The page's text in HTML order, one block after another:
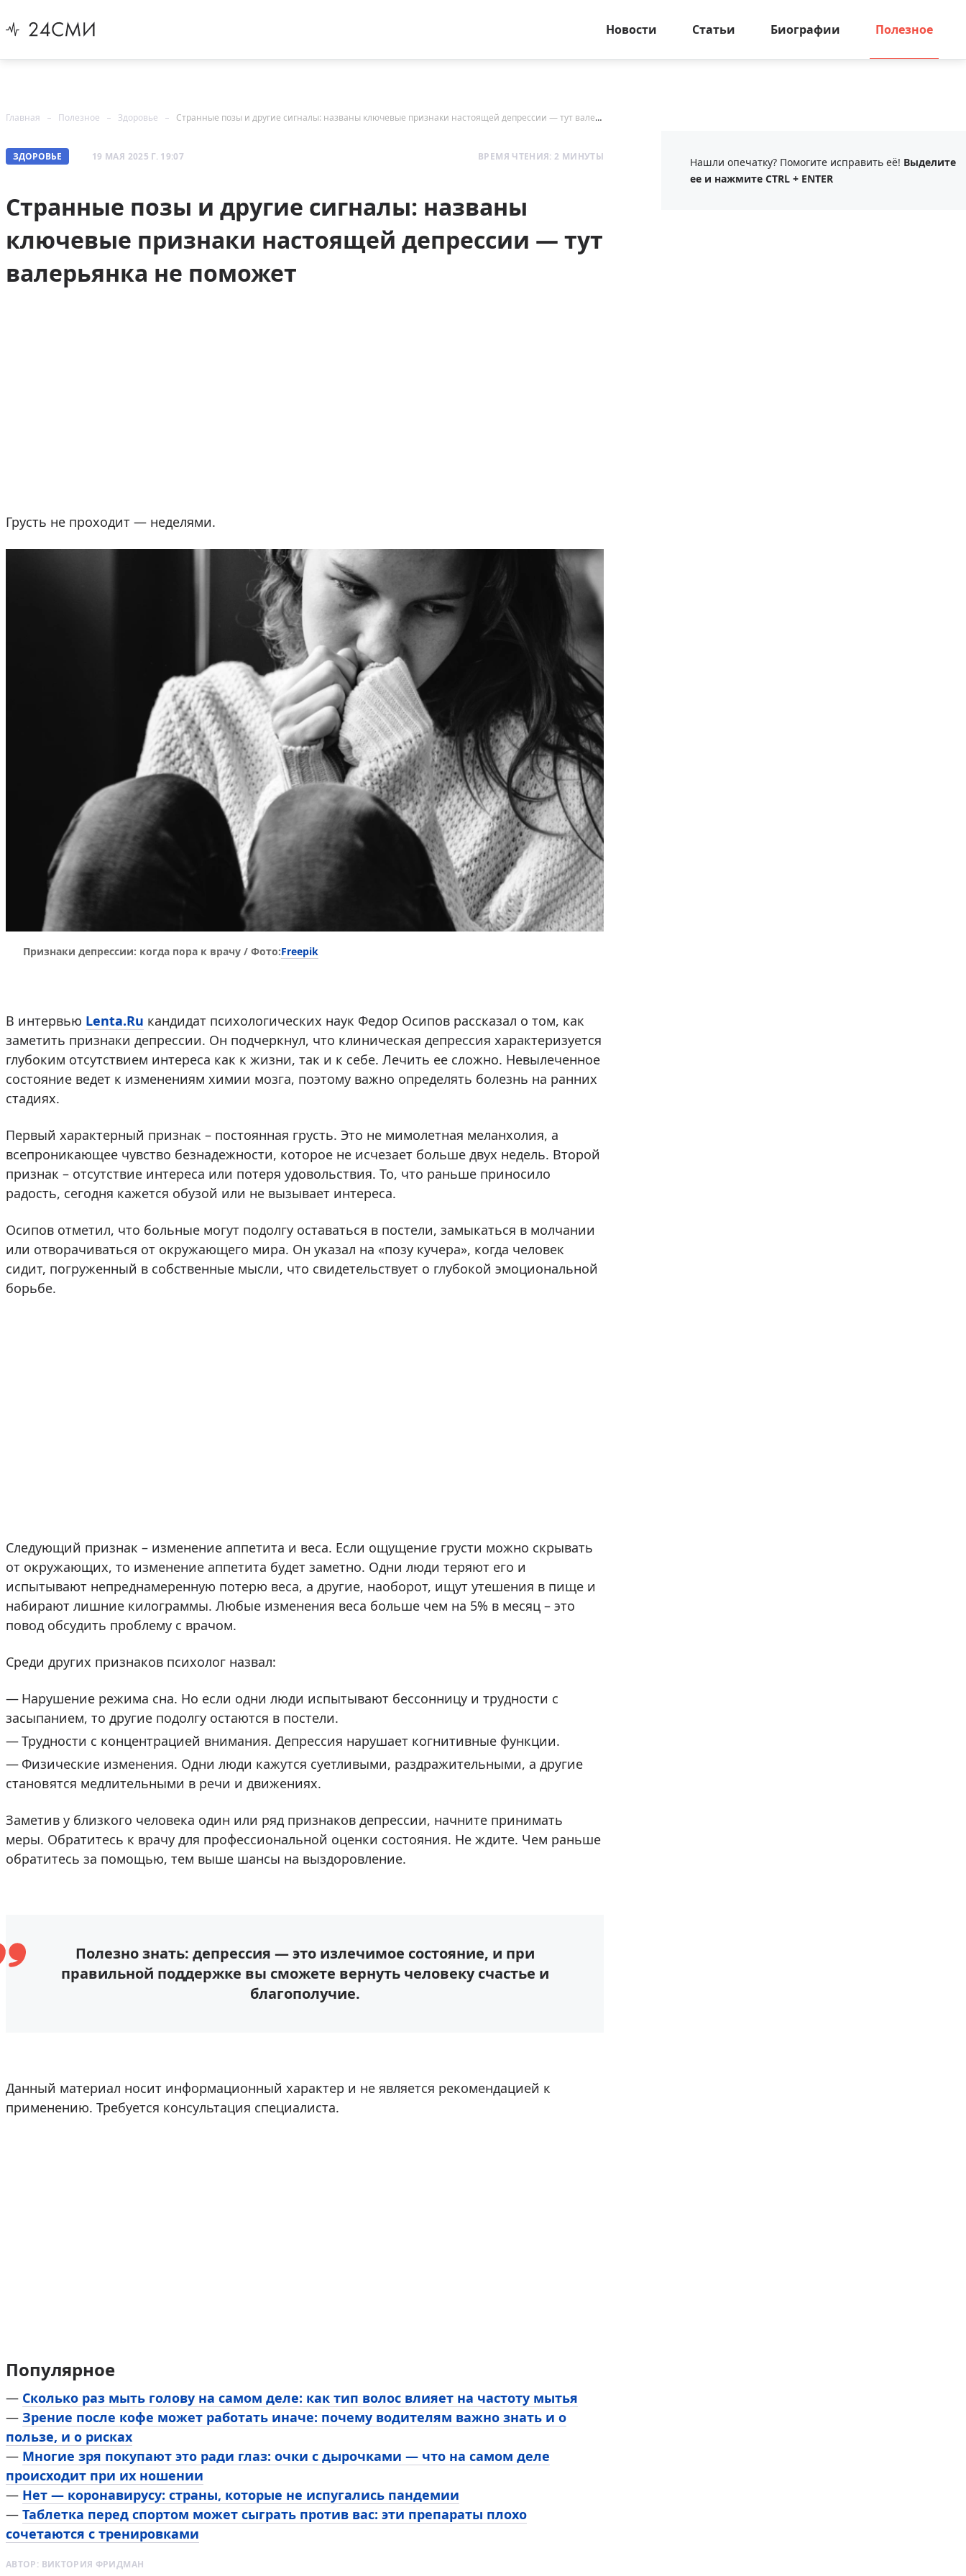
Новости Статьи Биографии Полезное
Главная Полезное Здоровье Странные позы и другие сигналы: названы ключевые признаки настоящей депрессии — тут валерьянка не поможет
ЗДОРОВЬЕ 19 МАЯ 2025 Г. 19:07 ВРЕМЯ ЧТЕНИЯ: 2 МИНУТЫ
Странные позы и другие сигналы: названы
ключевые признаки настоящей депрессии — тут
валерьянка не поможет
Грусть не проходит — неделями.
Признаки депрессии: когда пора к врачу / Фото:Freepik
В интервью Lenta.Ru кандидат психологических наук Федор Осипов рассказал о том, как
заметить признаки депрессии. Он подчеркнул, что клиническая депрессия характеризуется
глубоким отсутствием интереса как к жизни, так и к себе. Лечить ее сложно. Невылеченное
состояние ведет к изменениям химии мозга, поэтому важно определять болезнь на ранних
стадиях.
Первый характерный признак – постоянная грусть. Это не мимолетная меланхолия, а
всепроникающее чувство безнадежности, которое не исчезает больше двух недель. Второй
признак – отсутствие интереса или потеря удовольствия. То, что раньше приносило
радость, сегодня кажется обузой или не вызывает интереса.
Осипов отметил, что больные могут подолгу оставаться в постели, замыкаться в молчании
или отворачиваться от окружающего мира. Он указал на «позу кучера», когда человек
сидит, погруженный в собственные мысли, что свидетельствует о глубокой эмоциональной
борьбе.
Следующий признак – изменение аппетита и веса. Если ощущение грусти можно скрывать
от окружающих, то изменение аппетита будет заметно. Одни люди теряют его и
испытывают непреднамеренную потерю веса, а другие, наоборот, ищут утешения в пище и
набирают лишние килограммы. Любые изменения веса больше чем на 5% в месяц – это
повод обсудить проблему с врачом.
Среди других признаков психолог назвал:
Нарушение режима сна. Но если одни люди испытывают бессонницу и трудности с
засыпанием, то другие подолгу остаются в постели.
Трудности с концентрацией внимания. Депрессия нарушает когнитивные функции.
Физические изменения. Одни люди кажутся суетливыми, раздражительными, а другие
становятся медлительными в речи и движениях.
Заметив у близкого человека один или ряд признаков депрессии, начните принимать
меры. Обратитесь к врачу для профессиональной оценки состояния. Не ждите. Чем раньше
обратитесь за помощью, тем выше шансы на выздоровление.
Полезно знать: депрессия — это излечимое состояние, и при
правильной поддержке вы сможете вернуть человеку счастье и
благополучие.
Данный материал носит информационный характер и не является рекомендацией к
применению. Требуется консультация специалиста.
Популярное
— Сколько раз мыть голову на самом деле: как тип волос влияет на частоту мытья
— Зрение после кофе может работать иначе: почему водителям важно знать и о
пользе, и о рисках
— Многие зря покупают это ради глаз: очки с дырочками — что на самом деле
происходит при их ношении
— Нет — коронавирусу: страны, которые не испугались пандемии
— Таблетка перед спортом может сыграть против вас: эти препараты плохо
сочетаются с тренировками
АВТОР: ВИКТОРИЯ ФРИДМАН
Нашли опечатку? Помогите исправить её! Выделите
ее и нажмите CTRL + ENTER